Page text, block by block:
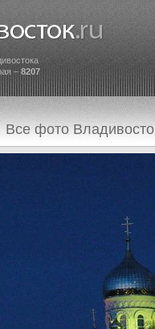
– 8207
Все фото